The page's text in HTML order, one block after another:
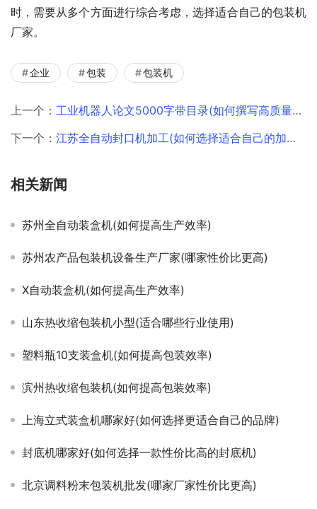
时，需要从多个方面进行综合考虑，选择适合自己的包装机
厂家。
企业 包装 包装机
上一个： 工业机器人论文5000字带目录(如何撰写高质量的论文)
下一个： 江苏全自动封口机加工(如何选择适合自己的加工厂家)
相关新闻
苏州全自动装盒机(如何提高生产效率)
苏州农产品包装机设备生产厂家(哪家性价比更高)
X自动装盒机(如何提高生产效率)
山东热收缩包装机小型(适合哪些行业使用)
塑料瓶10支装盒机(如何提高包装效率)
滨州热收缩包装机(如何提高包装效率)
上海立式装盒机哪家好(如何选择更适合自己的品牌)
封底机哪家好(如何选择一款性价比高的封底机)
北京调料粉末包装机批发(哪家厂家性价比更高)